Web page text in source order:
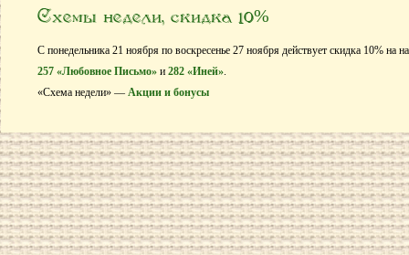
Схемы недели, скидка 10%
С понедельника 21 ноября по воскресенье 27 ноября действует скидка 10% на
257 «Любовное Письмо» и 282 «Иней».
«Схема недели» — Акции и бонусы